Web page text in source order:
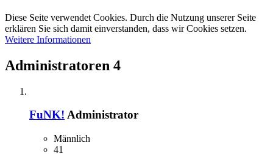
Diese Seite verwendet Cookies. Durch die Nutzung unserer Seite
erklären Sie sich damit einverstanden, dass wir Cookies setzen.
Weitere Informationen
Administratoren 4
FuNK! Administrator
Männlich
41